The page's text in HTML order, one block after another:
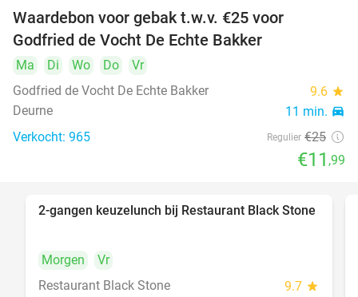
Waardebon voor gebak t.w.v. €25 voor
Godfried de Vocht De Echte Bakker
Ma Di Wo Do
Vr
Godfried de Vocht De Echte Bakker
9.6 star
Deurne 11 min. directions_car
Verkocht: 965 Regulier €25
€11 ,99
36%
2-gangen keuzelunch bij Restaurant Black Stone
Morgen
Vr
Restaurant Black Stone
9.7 star